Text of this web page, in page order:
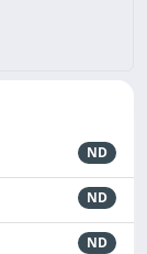
ND
ND
ND